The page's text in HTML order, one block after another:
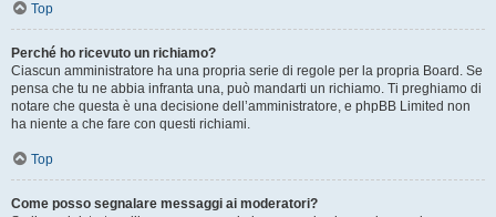
Top
Perché ho ricevuto un richiamo?
Ciascun amministratore ha una propria serie di regole per la propria Board. Se
pensa che tu ne abbia infranta una, può mandarti un richiamo. Ti preghiamo di
notare che questa è una decisione dell’amministratore, e phpBB Limited non
ha niente a che fare con questi richiami.
Top
Come posso segnalare messaggi ai moderatori?